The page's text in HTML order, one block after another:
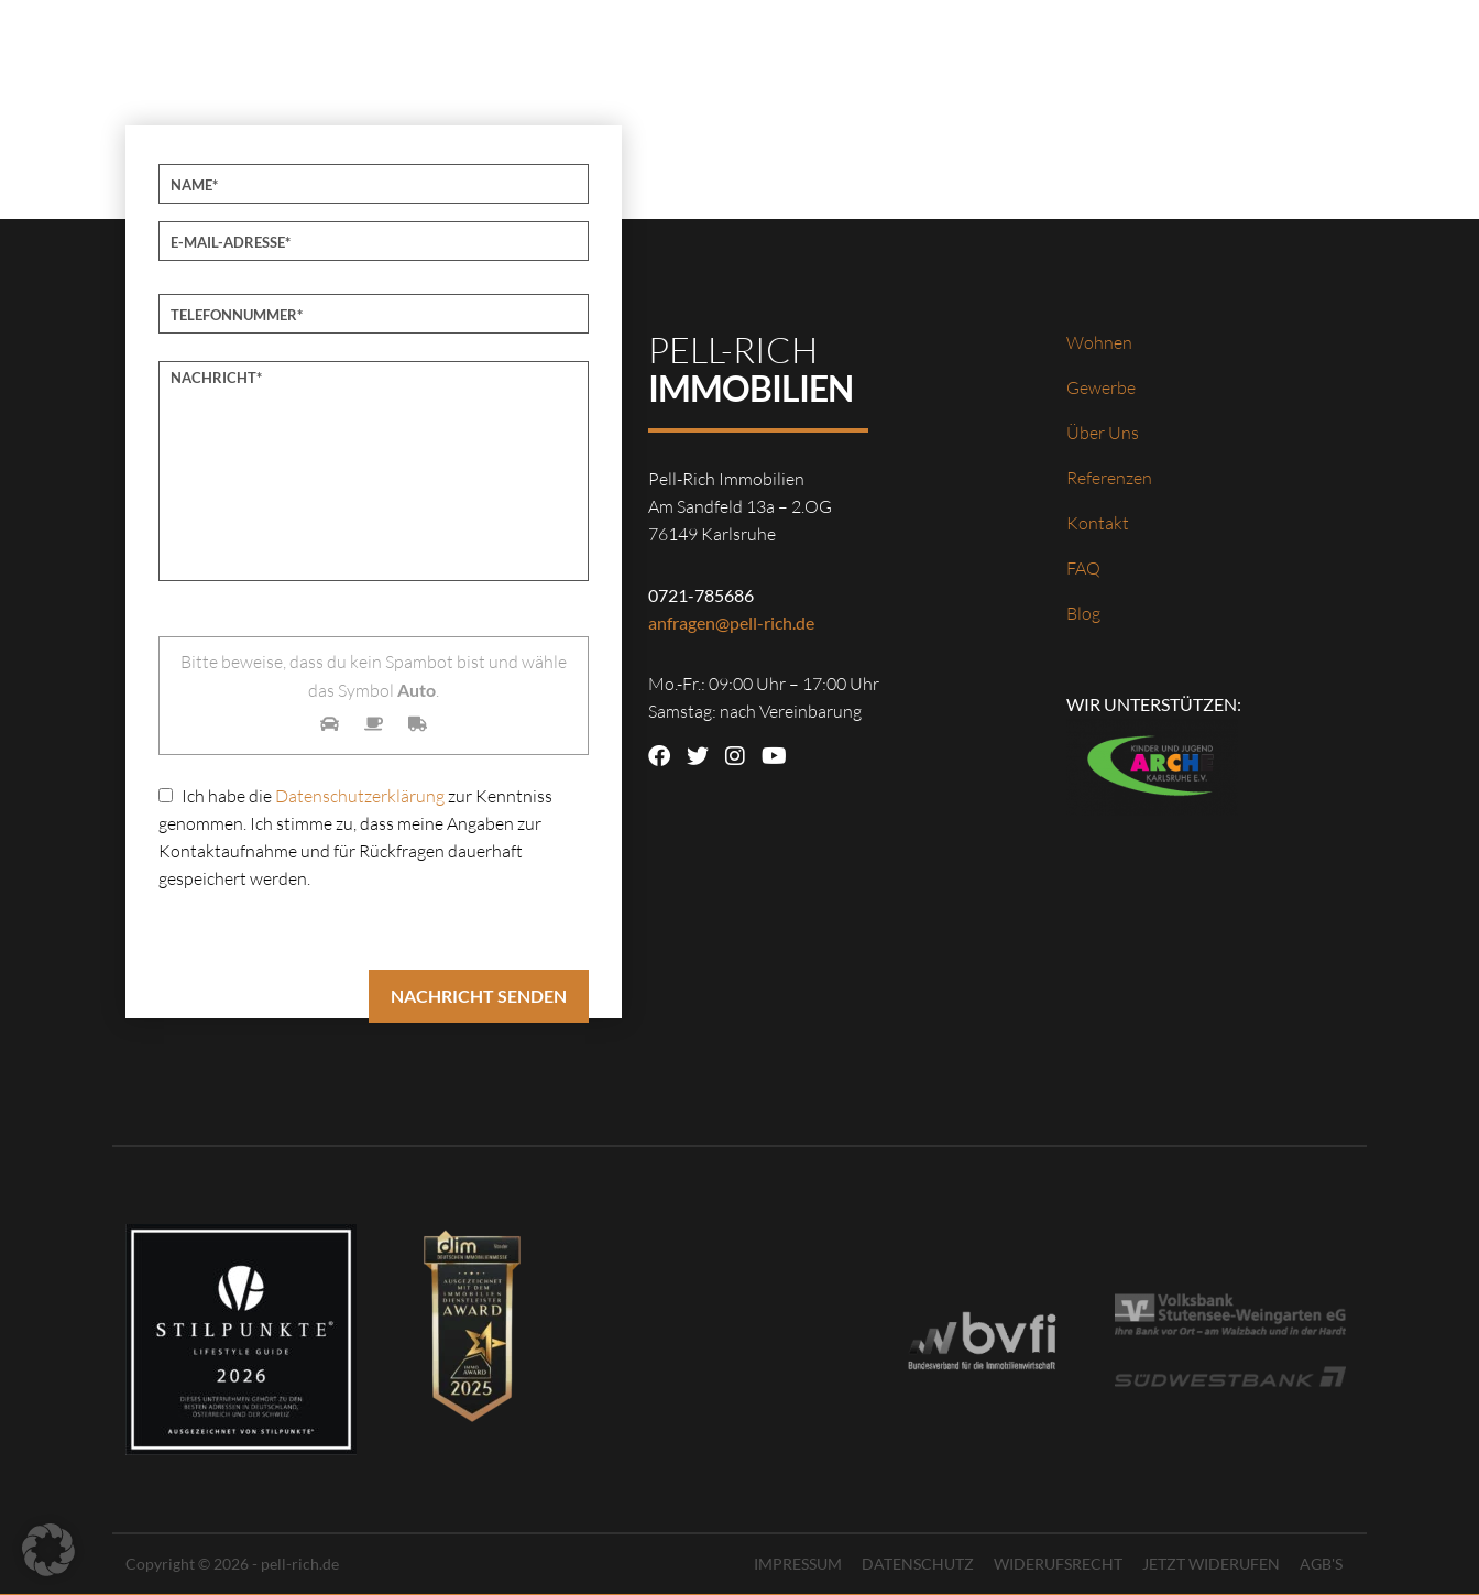
Bitte lasse dieses Feld leer.
Bitte beweise, dass du kein Spambot bist und wähle
das Symbol Auto.
Ich habe die Datenschutzerklärungzur Kenntniss
genommen. Ich stimme zu, dass meine Angaben zur
Kontaktaufnahme und für Rückfragen dauerhaft
gespeichert werden.
PELL-RICH
IMMOBILIEN
Pell-Rich Immobilien
Am Sandfeld 13a – 2.OG
76149 Karlsruhe
0721-785686
anfragen@pell-rich.de
Mo.-Fr.: 09:00 Uhr – 17:00 Uhr
Samstag: nach Vereinbarung
Wohnen
Gewerbe
Über Uns
Referenzen
Kontakt
FAQ
Blog
WIR UNTERSTÜTZEN:
Copyright © 2026 - pell-rich.de IMPRESSUM DATENSCHUTZ WIDERUFSRECHT JETZT WIDERUFEN AGB'S